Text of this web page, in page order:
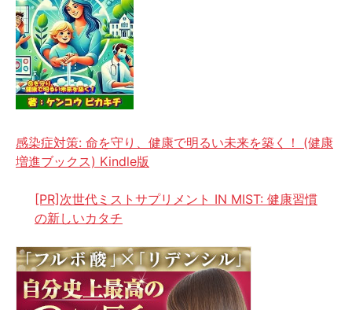
感染症対策: 命を守り、健康で明るい未来を築く！ (健康
増進ブックス) Kindle版
[PR]次世代ミストサプリメント IN MIST: 健康習慣
の新しいカタチ